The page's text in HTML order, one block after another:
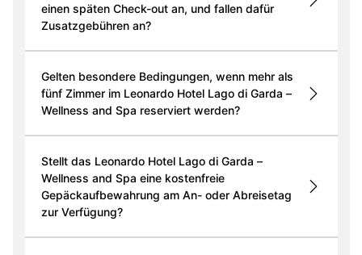
einen späten Check-out an, und fallen dafür
Zusatzgebühren an?
Gelten besondere Bedingungen, wenn mehr als
fünf Zimmer im Leonardo Hotel Lago di Garda –
Wellness and Spa reserviert werden?
Stellt das Leonardo Hotel Lago di Garda –
Wellness and Spa eine kostenfreie
Gepäckaufbewahrung am An- oder Abreisetag
zur Verfügung?